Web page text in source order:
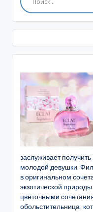
заслуживает
молодой девушки.
в оригинальном
экзотической
цветочными
обольстительница,